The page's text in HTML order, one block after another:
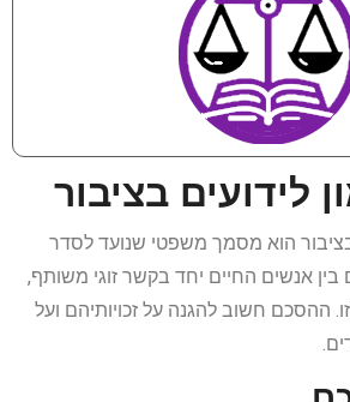
לידועים בציבור
הוא מסמך משפטי שנועד לסדר
אנשים החיים יחד בקשר זוגי משותף,
ההסכם חשוב להגנה על זכויותיהם ועל